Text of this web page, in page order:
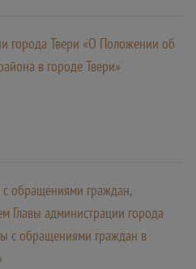
города Твери «О Положении об
в городе Твери»
обращениями граждан,
Главы администрации города
с обращениями граждан в